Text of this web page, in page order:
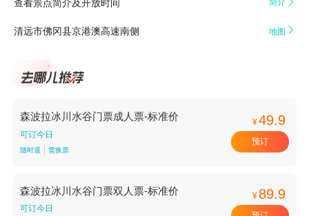
查看景点简介及开放时间 简介 
清远市佛冈县京港澳高速南侧 地图 
森波拉冰川水谷门票成人票-标准价
可订今日
随时退 需换票
¥49.9
预订
森波拉冰川水谷门票双人票-标准价
可订今日
¥ 89.9